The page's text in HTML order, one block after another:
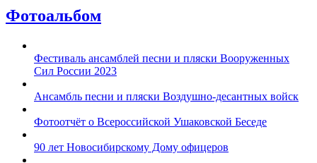
Фотоальбом
Фестиваль ансамблей песни и пляски Вооруженных
Сил России 2023
Ансамбль песни и пляски Воздушно-десантных войск
Фотоотчёт о Всероссийской Ушаковской Беседе
90 лет Новосибирскому Дому офицеров